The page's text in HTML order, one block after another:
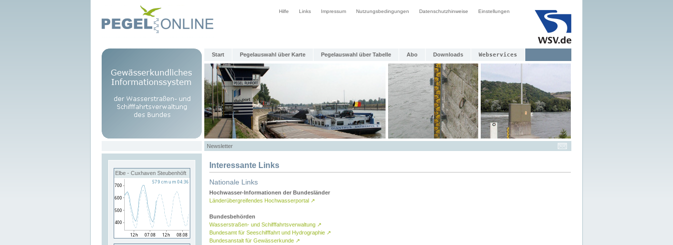
Hilfe Links Impressum Nutzungsbedingungen Datenschutzhinweise Einstellungen
Start Pegelauswahl über Karte Pegelauswahl über Tabelle Abo Downloads Webservices
Newsletter
Elbe - Cuxhaven Steubenhöft
Interessante Links
Nationale Links
Hochwasser-Informationen der Bundesländer
Länderübergreifendes Hochwasserportal ↗
Bundesbehörden
Wasserstraßen- und Schifffahrtsverwaltung ↗
Bundesamt für Seeschifffahrt und Hydrographie ↗
Bundesanstalt für Gewässerkunde ↗